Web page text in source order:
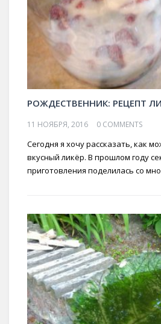
РОЖДЕСТВЕННИК: РЕЦЕПТ
11 НОЯБРЯ, 2016 0 COMMENTS
Сегодня я хочу рассказать, как
вкусный ликёр. В прошлом году
приготовления поделилась со